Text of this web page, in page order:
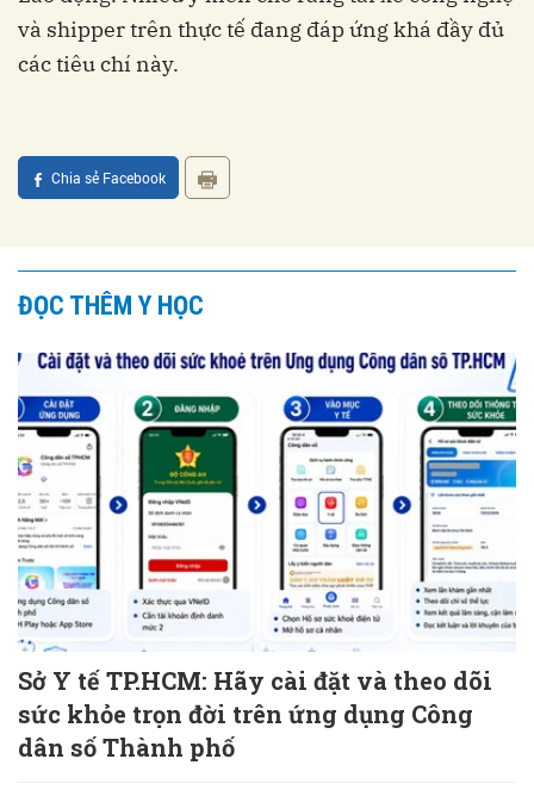
và shipper trên thực tế đang đáp ứng khá đầy đủ
các tiêu chí này.
Chia sẻ Facebook
ĐỌC THÊM Y HỌC
Sở Y tế TP.HCM: Hãy cài đặt và theo dõi
sức khỏe trọn đời trên ứng dụng Công
dân số Thành phố